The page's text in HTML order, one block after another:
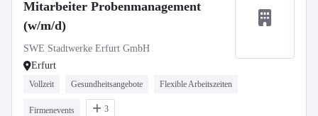
Mitarbeiter Probenmanagement
(w/m/d)
SWE Stadtwerke Erfurt GmbH
Erfurt
Vollzeit Gesundheitsangebote Flexible Arbeitszeiten
Firmenevents 3